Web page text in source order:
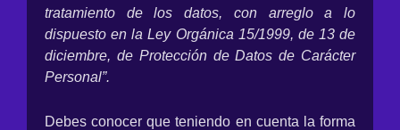
tratamiento de los datos, con arreglo a lo
dispuesto en la Ley Orgánica 15/1999, de 13 de
diciembre, de Protección de Datos de Carácter
Personal”.
Debes conocer que teniendo en cuenta la forma